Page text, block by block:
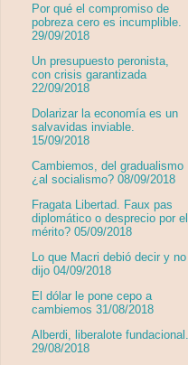
Por qué el compromiso de
pobreza cero es incumplible.
29/09/2018
Un presupuesto peronista,
con crisis garantizada
22/09/2018
Dolarizar la economía es un
salvavidas inviable.
15/09/2018
Cambiemos, del gradualismo
¿al socialismo? 08/09/2018
Fragata Libertad. Faux pas
diplomático o desprecio por el
mérito? 05/09/2018
Lo que Macri debió decir y no
dijo 04/09/2018
El dólar le pone cepo a
cambiemos 31/08/2018
Alberdi, liberalote fundacional.
29/08/2018